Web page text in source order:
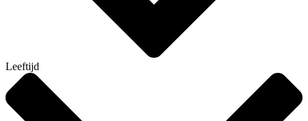
Leeftijd